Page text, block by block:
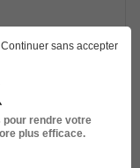
/ an
Continuer sans accepter
pour rendre votre
plus efficace.